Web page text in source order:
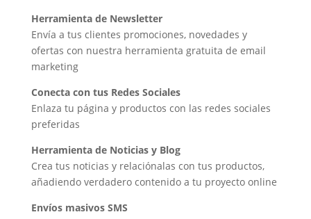
Herramienta de Newsletter
Envía a tus clientes promociones, novedades y
ofertas con nuestra herramienta gratuita de email
marketing
Conecta con tus Redes Sociales
Enlaza tu página y productos con las redes sociales
preferidas
Herramienta de Noticias y Blog
Crea tus noticias y relaciónalas con tus productos,
añadiendo verdadero contenido a tu proyecto online
Envíos masivos SMS